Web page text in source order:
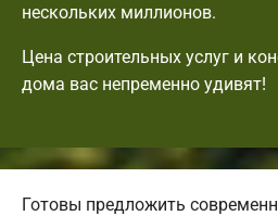
нескольких миллионов.
Цена строительных услуг и
дома вас непременно удивят!
Готовы предложить